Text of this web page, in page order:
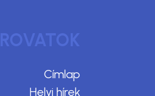
ROVATOK
Címlap
Helyi hírek